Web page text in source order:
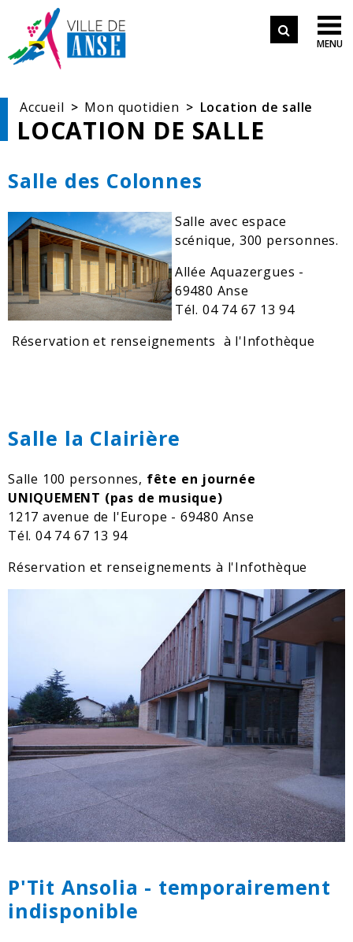
Aller au menu
Aller à la recherche

Formulaire
de
MENU
Accueil Mon quotidien Location de salle
LOCATION DE SALLE
Salle des Colonnes
Salle avec espace
scénique, 300 personnes.
Allée Aquazergues -
69480 Anse
Tél. 04 74 67 13 94
Réservation et renseignements à l'Infothèque
Salle la Clairière
Salle 100 personnes, fête en journée
UNIQUEMENT (pas de musique)
1217 avenue de l'Europe - 69480 Anse
Tél. 04 74 67 13 94
Réservation et renseignements à l'Infothèque
P'Tit Ansolia - temporairement
indisponible